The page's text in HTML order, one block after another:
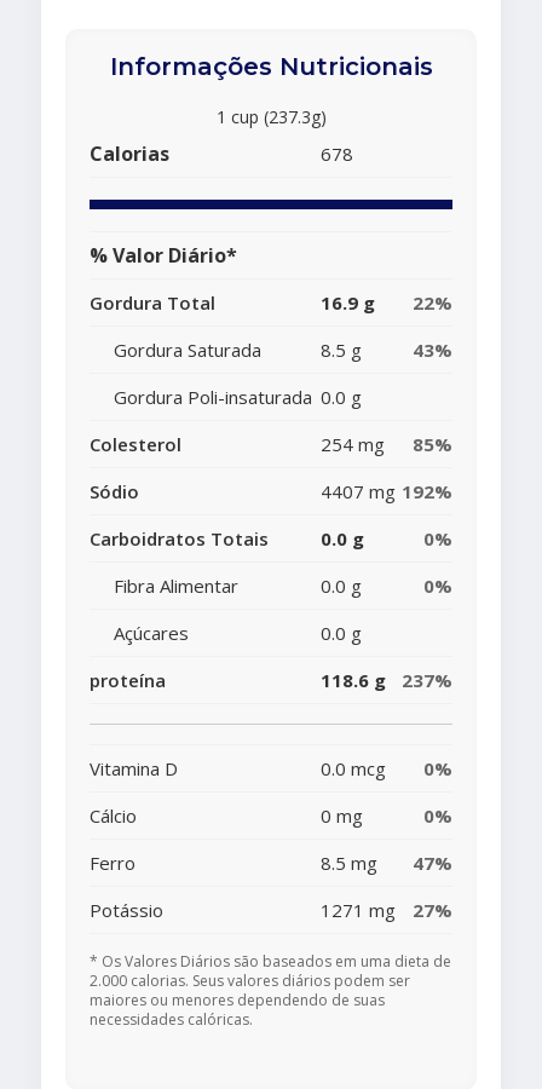
Informações Nutricionais
1 cup (237.3g)
Calorias 678
% Valor Diário*
Gordura Total 16.9 g
22%
Gordura Saturada
8.5 g
43%
Gordura Poli-insaturada 0.0 g
Colesterol
254 mg
85%
Sódio
4407 mg 192%
Carboidratos Totais
0.0 g
0%
Fibra Alimentar
0.0 g
0%
Açúcares
0.0 g
proteína
118.6 g 237%
Vitamina D 0.0 mcg
0%
Cálcio
0 mg
0%
Ferro
8.5 mg
47%
Potássio
1271 mg 27%
* Os Valores Diários são baseados em uma dieta de
2.000 calorias. Seus valores diários podem ser
maiores ou menores dependendo de suas
necessidades calóricas.